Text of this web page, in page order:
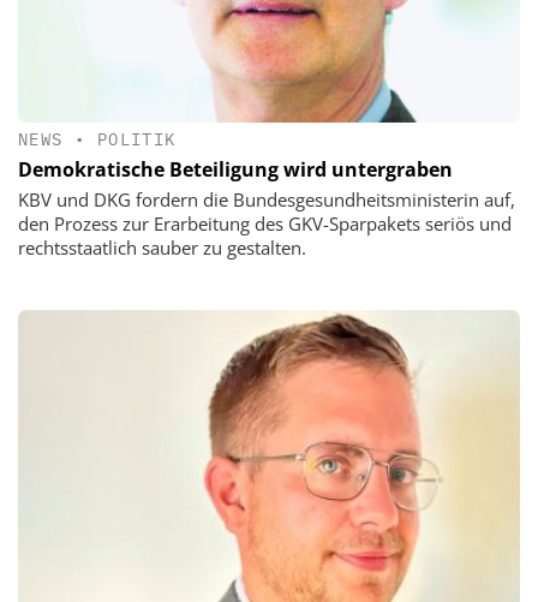
NEWS • POLITIK
Demokratische Beteiligung wird untergraben
KBV und DKG fordern die Bundesgesundheitsministerin auf,
den Prozess zur Erarbeitung des GKV-Sparpakets seriös und
rechtsstaatlich sauber zu gestalten.